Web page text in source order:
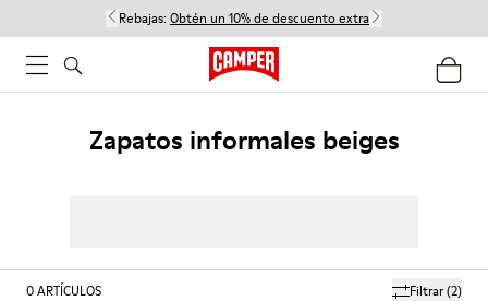
Rebajas: Obtén un 10% de descuento extra
Zapatos informales beiges
Filtrar(2)
0ARTÍCULOS